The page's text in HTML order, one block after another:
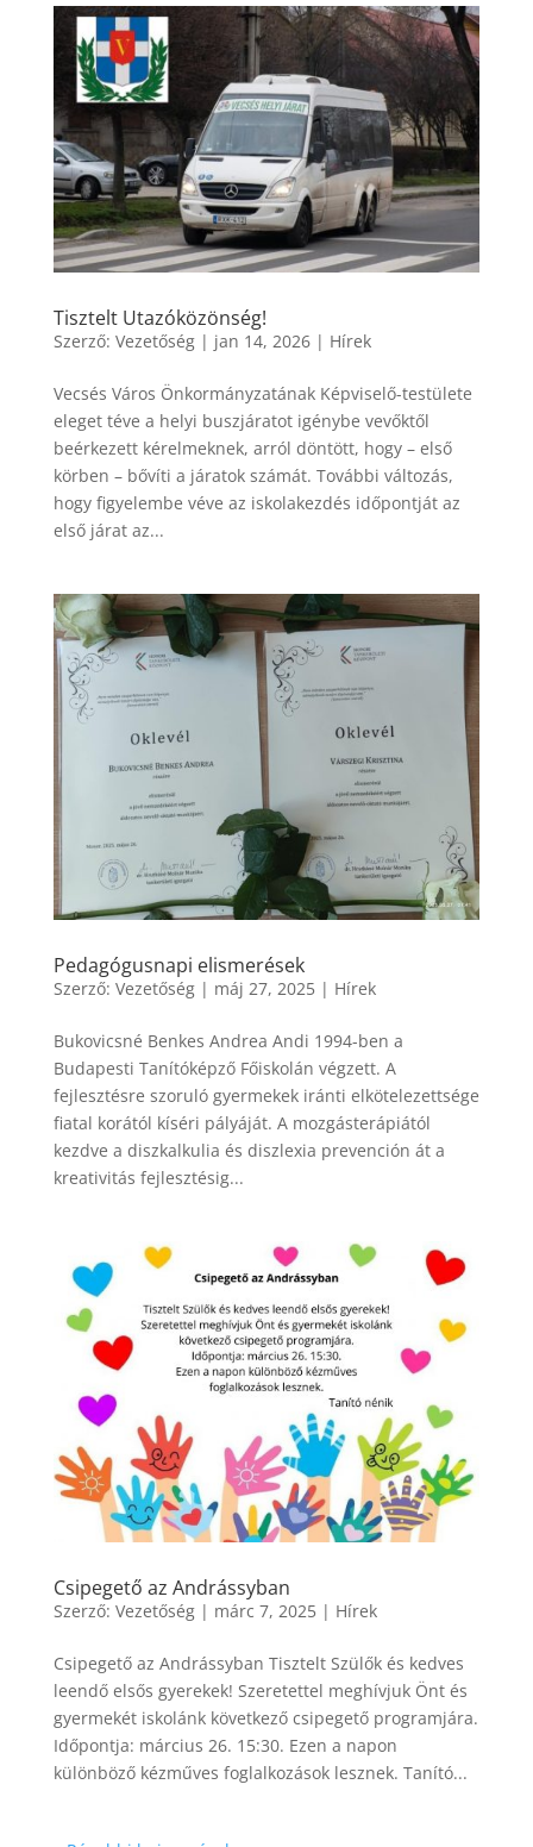
Tisztelt Utazóközönség!
Szerző: Vezetőség| jan 14, 2026| Hírek
Vecsés Város Önkormányzatának Képviselő-testülete
eleget téve a helyi buszjáratot igénybe vevőktől
beérkezett kérelmeknek, arról döntött, hogy – első
körben – bővíti a járatok számát. További változás,
hogy figyelembe véve az iskolakezdés időpontját az
első járat az...
Pedagógusnapi elismerések
Szerző: Vezetőség| máj 27, 2025| Hírek
Bukovicsné Benkes Andrea Andi 1994-ben a
Budapesti Tanítóképző Főiskolán végzett. A
fejlesztésre szoruló gyermekek iránti elkötelezettsége
fiatal korától kíséri pályáját. A mozgásterápiától
kezdve a diszkalkulia és diszlexia prevención át a
kreativitás fejlesztésig...
Csipegető az Andrássyban
Szerző: Vezetőség| márc 7, 2025| Hírek
Csipegető az Andrássyban Tisztelt Szülők és kedves
leendő elsős gyerekek! Szeretettel meghívjuk Önt és
gyermekét iskolánk következő csipegető programjára.
Időpontja: március 26. 15:30. Ezen a napon
különböző kézműves foglalkozások lesznek. Tanító...